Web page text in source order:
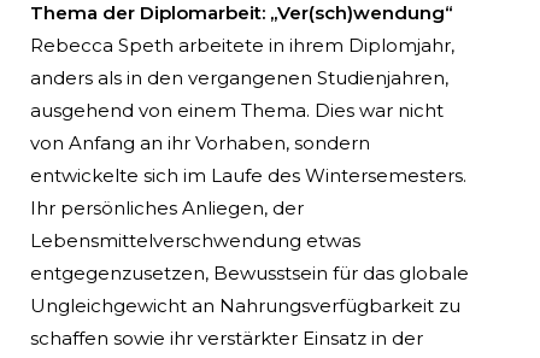
Thema der Diplomarbeit: „Ver(sch)wendung“
Rebecca Speth arbeitete in ihrem Diplomjahr,
anders als in den vergangenen Studienjahren,
ausgehend von einem Thema. Dies war nicht
von Anfang an ihr Vorhaben, sondern
entwickelte sich im Laufe des Wintersemesters.
Ihr persönliches Anliegen, der
Lebensmittelverschwendung etwas
entgegenzusetzen, Bewusstsein für das globale
Ungleichgewicht an Nahrungsverfügbarkeit zu
schaffen sowie ihr verstärkter Einsatz in der